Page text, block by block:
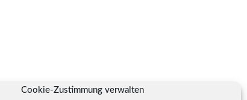
Cookie-Zustimmung verwalten